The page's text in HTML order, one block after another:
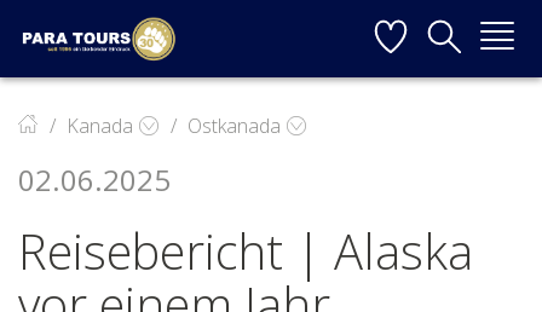
Startseite
Weiter zur Hauptnavigation
Weiter zum Inhalt
Weiter zur Kontaktseite
Kanada Ostkanada
02.06.2025
Reisebericht | Alaska